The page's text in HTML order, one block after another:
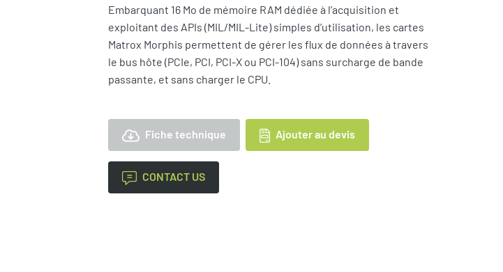
Embarquant 16 Mo de mémoire RAM dédiée à l’acquisition et
exploitant des APIs (MIL/MIL-Lite) simples d’utilisation, les cartes
Matrox Morphis permettent de gérer les flux de données à travers
le bus hôte (PCIe, PCI, PCI-X ou PCI-104) sans surcharge de bande
passante, et sans charger le CPU.
Fiche technique Ajouter au devis
CONTACT US